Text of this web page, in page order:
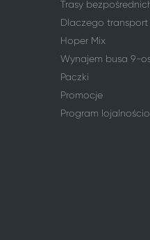
Trasy
Dlaczego
Hoper Mix
Wynajem busa 9-
Paczki
Promocje
Program